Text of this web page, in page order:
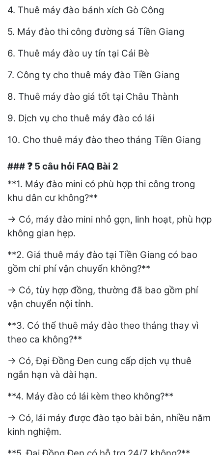
4. Thuê máy đào bánh xích Gò Công
5. Máy đào thi công đường sá Tiền Giang
6. Thuê máy đào uy tín tại Cái Bè
7. Công ty cho thuê máy đào Tiền Giang
8. Thuê máy đào giá tốt tại Châu Thành
9. Dịch vụ cho thuê máy đào có lái
10. Cho thuê máy đào theo tháng Tiền Giang
### ❓ 5 câu hỏi FAQ Bài 2
**1. Máy đào mini có phù hợp thi công trong
khu dân cư không?**
→ Có, máy đào mini nhỏ gọn, linh hoạt, phù hợp
không gian hẹp.
**2. Giá thuê máy đào tại Tiền Giang có bao
gồm chi phí vận chuyển không?**
→ Có, tùy hợp đồng, thường đã bao gồm phí
vận chuyển nội tỉnh.
**3. Có thể thuê máy đào theo tháng thay vì
theo ca không?**
→ Có, Đại Đồng Đen cung cấp dịch vụ thuê
ngắn hạn và dài hạn.
**4. Máy đào có lái kèm theo không?**
→ Có, lái máy được đào tạo bài bản, nhiều năm
kinh nghiệm.